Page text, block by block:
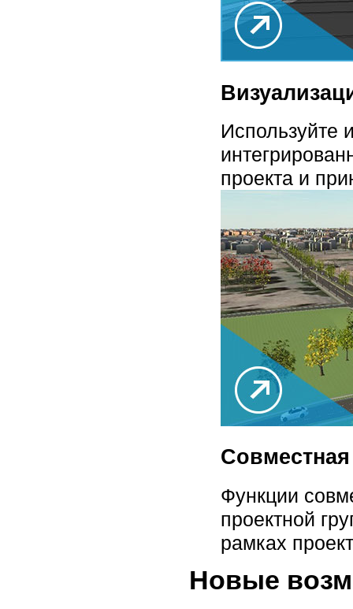
Используйте
проекта и
Функции
проектной
рамках
Новые